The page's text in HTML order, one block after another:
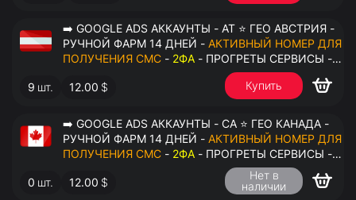
➡️ GOOGLE ADS АККАУНТЫ - AT ⭐ ГЕО АВСТРИЯ -
РУЧНОЙ ФАРМ 14 ДНЕЙ - АКТИВНЫЙ НОМЕР ДЛЯ
ПОЛУЧЕНИЯ СМС - 2ФА - ПРОГРЕТЫ СЕРВИСЫ -
9 шт. 12.00 $ Купить
➡️ GOOGLE ADS АККАУНТЫ - CA ⭐ ГЕО КАНАДА -
РУЧНОЙ ФАРМ 14 ДНЕЙ - АКТИВНЫЙ НОМЕР ДЛЯ
ПОЛУЧЕНИЯ СМС - 2ФА - ПРОГРЕТЫ СЕРВИСЫ -
0 шт. 12.00 $
Нет в
наличии